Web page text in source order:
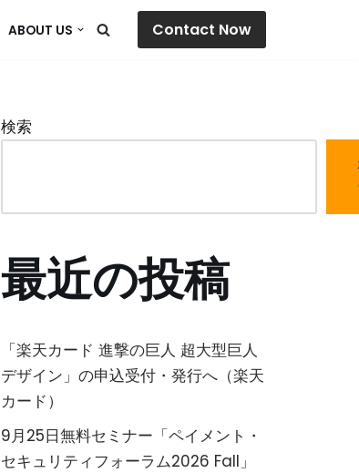
ABOUT US Contact Now
検索
最近の投稿
「楽天カード 進撃の巨人 超大型巨人
デザイン」の申込受付・発行へ（楽天
カード）
9月25日無料セミナー「ペイメント・
セキュリティフォーラム2026 Fall」